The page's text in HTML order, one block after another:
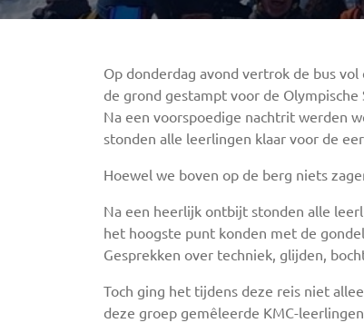
Op donderdag avond vertrok de bus
de grond gestampt voor de Olympische
Na een voorspoedige nachtrit werden
stonden alle leerlingen klaar voor de
Hoewel we boven op de berg niets
Na een heerlijk ontbijt stonden alle
het hoogste punt konden met de
Gesprekken over techniek, glijden,
Toch ging het tijdens deze reis niet
deze groep gemêleerde KMC-